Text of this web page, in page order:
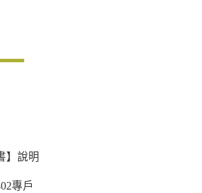
】說明
專戶